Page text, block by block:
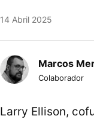
14 Abril 2025
Marcos
Colaborador
Larry Ellison,